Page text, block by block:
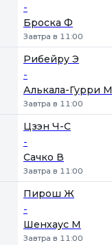
-
Броска Ф
Завтра в 11:00
Рибейру Э
-
Алькала-Гурри М
Завтра в 11:00
Цзэн Ч-С
-
Сачко В
Завтра в 11:00
Пирош Ж
-
Шенхаус М
Завтра в 11:00